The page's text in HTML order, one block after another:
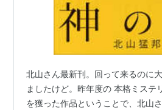
北山さん最新刊。回って来るのに
ましたけど。昨年度の 本格ミステ
を獲った作品ということで、北山